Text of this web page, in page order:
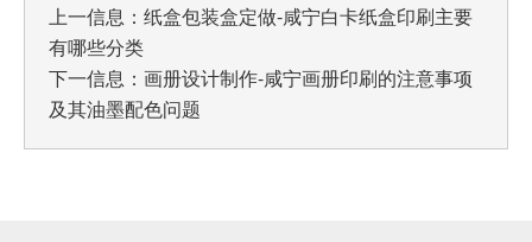
上一信息： 纸盒包装盒定做-咸宁白卡纸盒印刷主要
有哪些分类
下一信息： 画册设计制作-咸宁画册印刷的注意事项
及其油墨配色问题